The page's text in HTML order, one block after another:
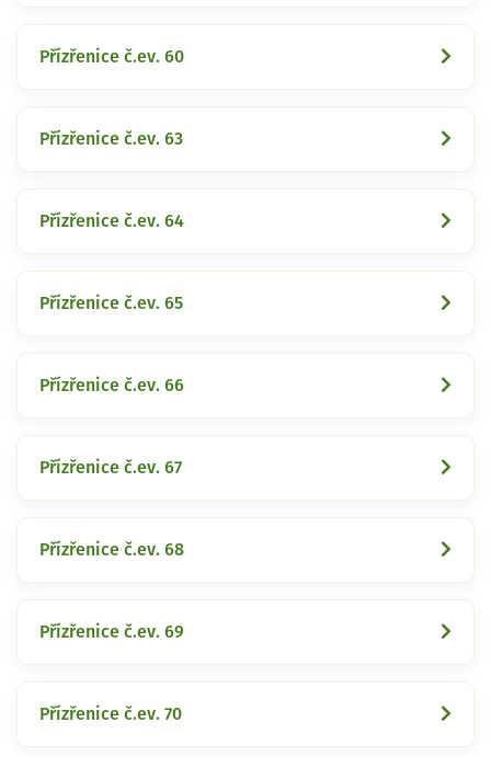
Přízřenice č.ev. 60
Přízřenice č.ev. 63
Přízřenice č.ev. 64
Přízřenice č.ev. 65
Přízřenice č.ev. 66
Přízřenice č.ev. 67
Přízřenice č.ev. 68
Přízřenice č.ev. 69
Přízřenice č.ev. 70